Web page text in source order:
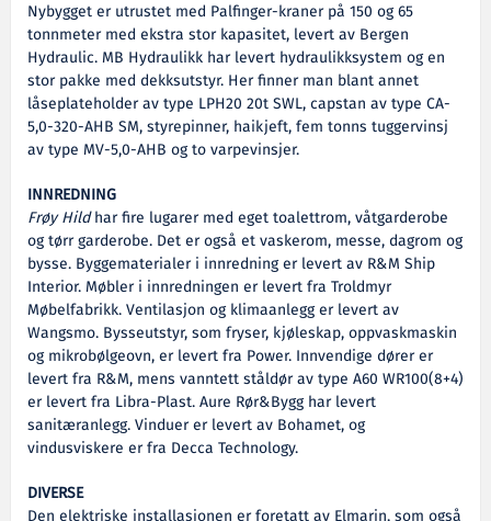
Nybygget er utrustet med Palfinger-kraner på 150 og 65
tonnmeter med ekstra stor kapasitet, levert av Bergen
Hydraulic. MB Hydraulikk har levert hydraulikksystem og en
stor pakke med dekksutstyr. Her finner man blant annet
låseplateholder av type LPH20 20t SWL, capstan av type CA-
5,0-320-AHB SM, styrepinner, haikjeft, fem tonns tuggervinsj
av type MV-5,0-AHB og to varpevinsjer.
INNREDNING
Frøy Hildhar fire lugarer med eget toalettrom, våtgarderobe
og tørr garderobe. Det er også et vaskerom, messe, dagrom og
bysse. Byggematerialer i innredning er levert av R&M Ship
Interior. Møbler i innredningen er levert fra Troldmyr
Møbelfabrikk. Ventilasjon og klimaanlegg er levert av
Wangsmo. Bysseutstyr, som fryser, kjøleskap, oppvaskmaskin
og mikrobølgeovn, er levert fra Power. Innvendige dører er
levert fra R&M, mens vanntett ståldør av type A60 WR100(8+4)
er levert fra Libra-Plast. Aure Rør&Bygg har levert
sanitæranlegg. Vinduer er levert av Bohamet, og
vindusviskere er fra Decca Technology.
DIVERSE